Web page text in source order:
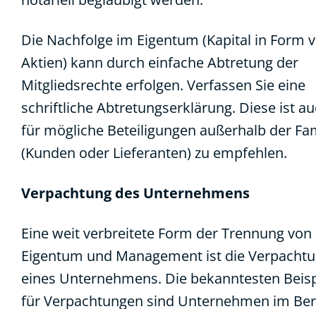
Die Nachfolge im Eigentum (Kapital in Form
Aktien) kann durch einfache Abtretung der
Mitgliedsrechte erfolgen. Verfassen Sie eine
schriftliche Abtretungserklärung. Diese ist
für mögliche Beteiligungen außerhalb der
(Kunden oder Lieferanten) zu empfehlen.
Verpachtung des Unternehmens
Eine weit verbreitete Form der Trennung von
Eigentum und Management ist die
eines Unternehmens. Die bekanntesten
für Verpachtungen sind Unternehmen im